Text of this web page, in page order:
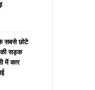
सबसे छोटे
सड़क
में कार